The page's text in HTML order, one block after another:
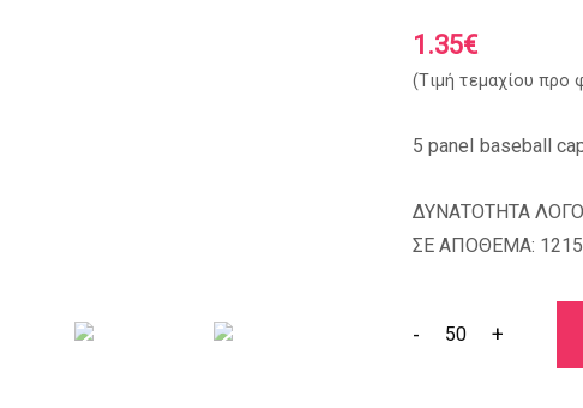
1.35€
(Tιμή τεμαχίου προ
5 panel baseball
ΔΥΝΑΤΟΤΗΤΑ
ΣΕ ΑΠΟΘΕΜΑ: 1215
- +